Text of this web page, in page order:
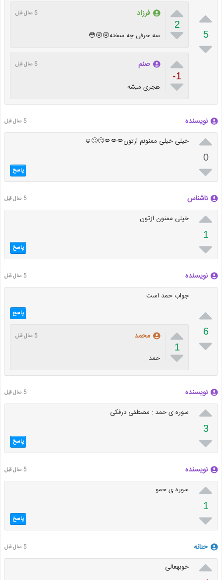

5


2

فرزاد 5 سال قبل
سه حرفی چه سخته😢😢😳

-1

صنم 5 سال قبل
هجری میشه
نویسنده 5 سال قبل

0

خیلی خیلی ممنونم ازتون💋💋💋🙄🙄☺
پاسخ
ناشناس 5 سال قبل

1

خیلی ممنون ازتون
پاسخ
نویسنده 5 سال قبل

6

جواب حمد است
پاسخ

1

محمد 5 سال قبل
حمد
نویسنده 5 سال قبل

3

سوره ی حمد : مصطفی درفکی
پاسخ
نویسنده 5 سال قبل

1

سوره ی حمو
پاسخ
حنانه 5 سال قبل
 خوبهعالی